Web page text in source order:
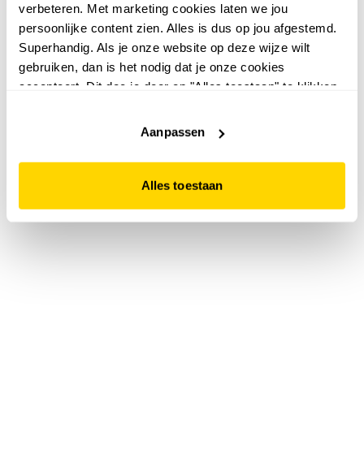
verbeteren. Met marketing cookies laten we jou
persoonlijke content zien. Alles is dus op jou afgestemd.
Superhandig. Als je onze website op deze wijze wilt
gebruiken, dan is het nodig dat je onze cookies
accepteert. Dit doe je door op "Alles toestaan" te klikken.
website niet optimaal functioneert.
Aanpassen
Alles toestaan